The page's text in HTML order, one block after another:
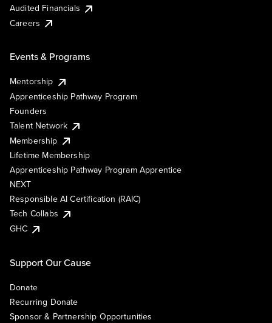
Audited Financials
Careers
Events & Programs
Mentorship
Apprenticeship Pathway Program
Founders
Talent Network
Membership
Lifetime Membership
Apprenticeship Pathway Program Apprentice
NEXT
Responsible AI Certification (RAIC)
Tech Collabs
GHC
Support Our Cause
Donate
Recurring Donate
Sponsor & Partnership Opportunities